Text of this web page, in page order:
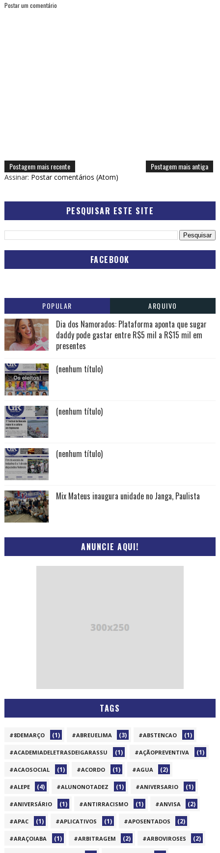
Postar um comentário
Postagem mais recente Postagem mais antiga
Assinar: Postar comentários (Atom)
PESQUISAR ESTE SITE
FACEBOOK
POPULAR ARQUIVO
Dia dos Namorados: Plataforma aponta que sugar
daddy pode gastar entre R$5 mil a R$15 mil em
presentes
(nenhum título)
(nenhum título)
(nenhum título)
Mix Mateus inaugura unidade no Janga, Paulista
ANUNCIE AQUI!
TAGS
#8DEMARÇO (1) #ABREUELIMA (3) #ABSTENCAO (1)
#ACADEMIADELETRASDEIGARASSU (1) #AÇÃOPREVENTIVA (1)
#ACAOSOCIAL (1) #ACORDO (1) #AGUA (2)
#ALEPE (4) #ALUNONOTADEZ (1) #ANIVERSARIO (1)
#ANIVERSÁRIO (1) #ANTIRRACISMO (1) #ANVISA (2)
#APAC (1) #APLICATIVOS (1) #APOSENTADOS (2)
#ARAÇOIABA (1) #ARBITRAGEM (2) #ARBOVIROSES (2)